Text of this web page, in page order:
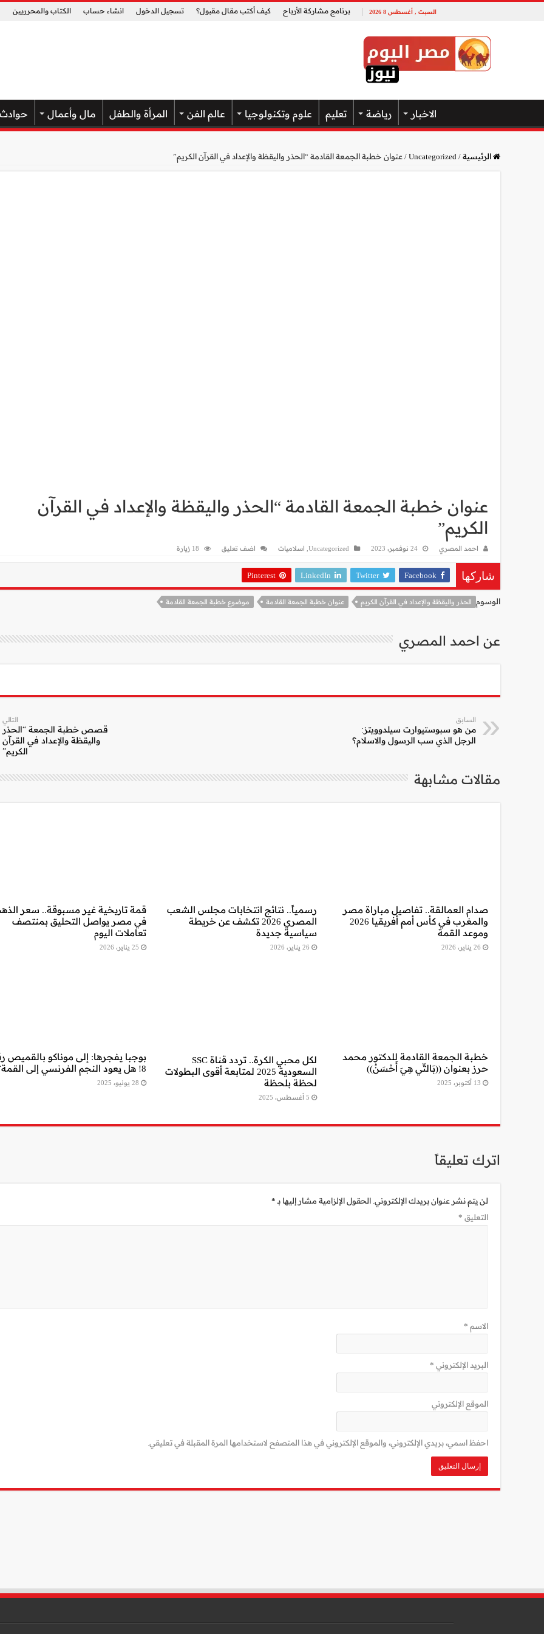
السبت , أغسطس 8 2026 برنامج مشاركة الأرباح كيف أكتب مقال مقبول؟ تسجيل الدخول انشاء حساب الكتاب والمحرريين
الاخبار رياضة تعليم علوم وتكنولوجيا عالم الفن المرأة والطفل مال وأعمال حوادث
الرئيسية/
Uncategorized
/عنوان خطبة الجمعة القادمة “الحذر واليقظة والإعداد في القرآن الكريم”
عنوان خطبة الجمعة القادمة “الحذر واليقظة والإعداد في القرآن
الكريم”
احمد المصري 24 نوفمبر، 2023 Uncategorized اسلاميات اضف تعليق 18 زيارة
شاركها Facebook
Twitter
LinkedIn
Pinterest
الوسوم الحذر واليقظة والإعداد في القرآن الكريم عنوان خطبة الجمعة القادمة موضوع خطبة الجمعة القادمة
عن احمد المصري
السابق
من هو سبوستيوارت سيلدوويتز:
الرجل الذي سب الرسول والاسلام؟
التالي
قصص خطبة الجمعة “الحذر
واليقظة والإعداد في القرآن
الكريم”
مقالات مشابهة
صدام العمالقة.. تفاصيل مباراة مصر
والمغرب في كأس أمم أفريقيا 2026
وموعد القمة
26 يناير، 2026
رسمياً.. نتائج انتخابات مجلس الشعب
المصري 2026 تكشف عن خريطة
سياسية جديدة
26 يناير، 2026
قمة تاريخية غير مسبوقة.. سعر
في مصر يواصل التحليق بمنتصف
تعاملات اليوم
25 يناير، 2026
خطبة الجمعة القادمة للدكتور محمد
حرز بعنوان ((بَالتِّي هِيَ أَحْسَنُ))
13 أكتوبر، 2025
لكل محبي الكرة.. تردد قناة SSC
السعودية 2025 لمتابعة أقوى البطولات
لحظة بلحظة
5 أغسطس، 2025
بوجبا يفجرها: إلى موناكو بالقميص
8! هل يعود النجم الفرنسي إلى القمة؟
28 يونيو، 2025
اترك تعليقاً
لن يتم نشر عنوان بريدك الإلكتروني. الحقول الإلزامية مشار إليها بـ *
التعليق *
الاسم *
البريد الإلكتروني *
الموقع الإلكتروني
احفظ اسمي، بريدي الإلكتروني، والموقع الإلكتروني في هذا المتصفح لاستخدامها المرة المقبلة في تعليقي.